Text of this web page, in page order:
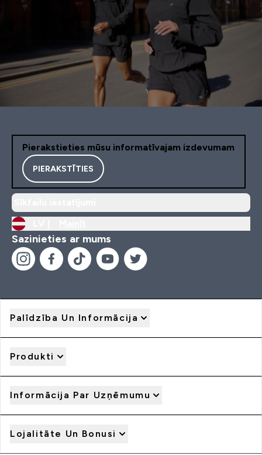
Pierakstieties mūsu informatīvajam izdevumam
PIERAKSTĪTIES
Sazinieties ar mums
Palīdzība Un Informācija
Produkti
Informācija Par Uzņēmumu
Lojalitāte Un Bonusi